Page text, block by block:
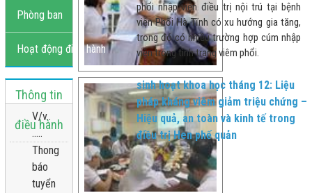
Phòng ban
Hoạt động điều hành
Thông tin
điều hành
V/v..
.....
Thong
báo
tuyển
phổi nhập viện điều trị nội trú tại bệnh
viện Phổi Hà Tĩnh có xu hướng gia tăng,
trong đó có nhiều trường hợp cúm nhập
viện trong tình trạng viêm phổi.
sinh hoạt khoa học tháng 12: Liệu
pháp kháng viêm giảm triệu chứng –
Hiệu quả, an toàn và kinh tế trong
điều trị Hen phế quản